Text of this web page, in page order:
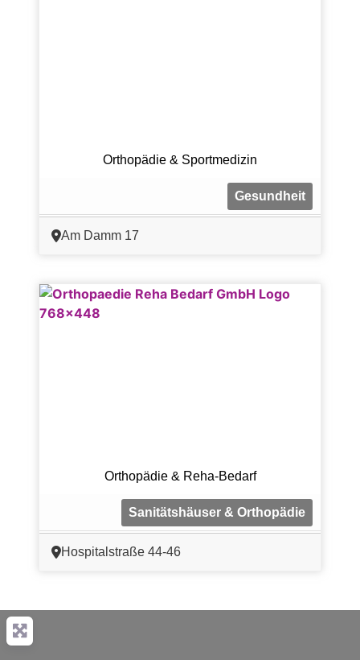
Orthopädie & Sportmedizin
Gesundheit
Am Damm 17
Orthopädie & Reha-Bedarf
Sanitätshäuser & Orthopädie
Hospitalstraße 44-46